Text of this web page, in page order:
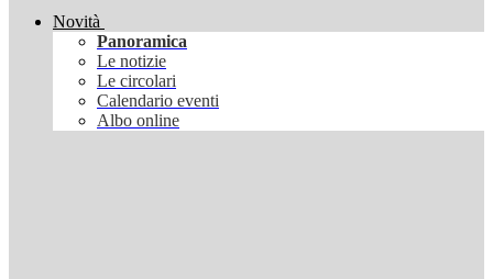
Novità
Panoramica
Le notizie
Le circolari
Calendario eventi
Albo online